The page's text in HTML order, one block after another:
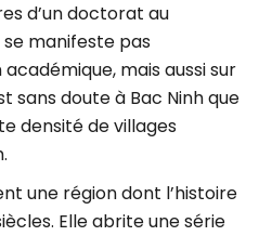
d’un doctorat au
manifeste pas
mais aussi sur
sans doute à Bac Ninh que
densité de villages
une région dont l’histoire
Elle abrite une série